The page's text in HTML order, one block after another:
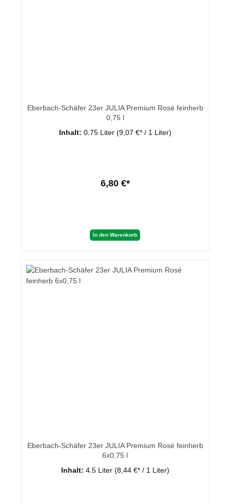
Eberbach-Schäfer 23er JULIA Premium Rosé feinherb
0,75 l
Inhalt: 0.75 Liter (9,07 €* / 1 Liter)
6,80 €*
In den Warenkorb
Eberbach-Schäfer 23er JULIA Premium Rosé feinherb
6x0,75 l
Inhalt: 4.5 Liter (8,44 €* / 1 Liter)